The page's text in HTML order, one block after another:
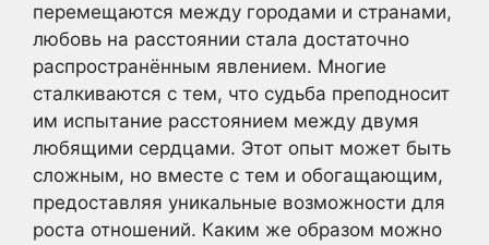
перемещаются между городами и странами,
любовь на расстоянии стала достаточно
распространённым явлением. Многие
сталкиваются с тем, что судьба преподносит
им испытание расстоянием между двумя
любящими сердцами. Этот опыт может быть
сложным, но вместе с тем и обогащающим,
предоставляя уникальные возможности для
роста отношений. Каким же образом можно